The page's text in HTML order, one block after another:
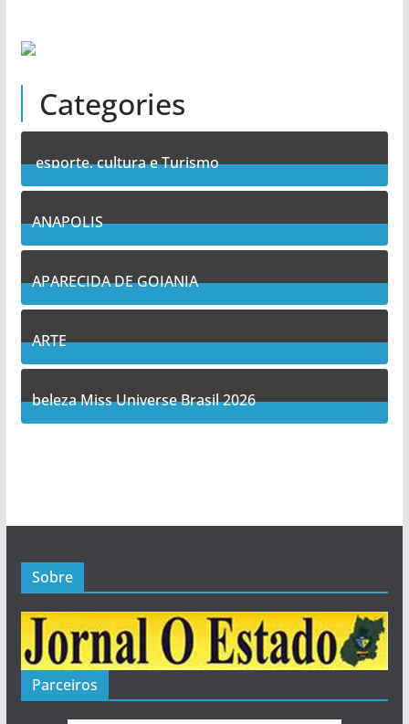
Categories
esporte, cultura e Turismo
7Posts
ANAPOLIS
11Posts
APARECIDA DE GOIANIA
14Posts
ARTE
5Posts
beleza Miss Universe Brasil 2026
Sobre
Parceiros